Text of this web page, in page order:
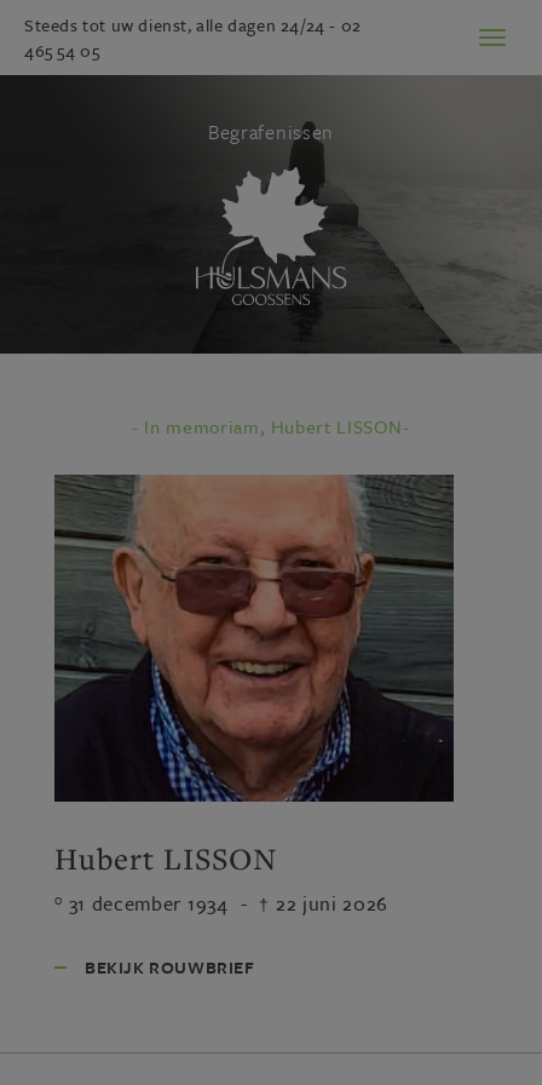
Steeds tot uw dienst, alle dagen 24/24 - 02
465 54 05
Toggle
Begrafenissen
- In memoriam, Hubert LISSON-
Hubert LISSON
31 december 1934 - 22 juni 2026
BEKIJK ROUWBRIEF